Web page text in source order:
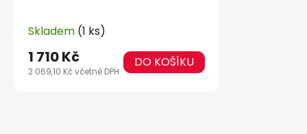
Skladem (1 ks)
2 069,10 Kč včetně DPH
1 710 Kč DO KOŠÍKU